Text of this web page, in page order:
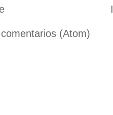
(Atom)